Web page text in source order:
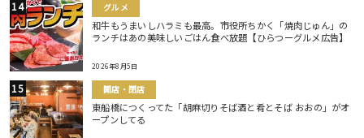
グルメ
和牛もうまいしハラミも最高。市役所ちかく「焼肉じゅん」の
ランチはあの美味しいごはん食べ放題【ひらつーグルメ広告】
2026年8月5日
開店・閉店
東船橋につくってた「胡麻切りそば酒と肴とそば おおの」がオ
ープンしてる